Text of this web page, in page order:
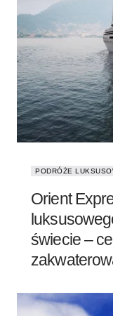
PODRÓŻE
Orient
świecie –